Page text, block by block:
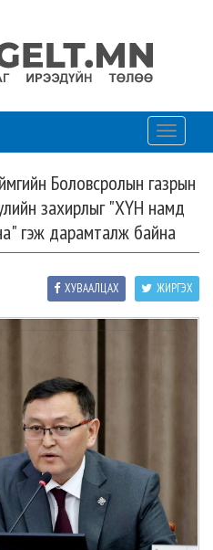
Toggle
Боловсролын газрын
захирлыг "ХҮН намд
гэж дарамталж байна
ЖИРГЭХ
ХУВААЛЦАХ